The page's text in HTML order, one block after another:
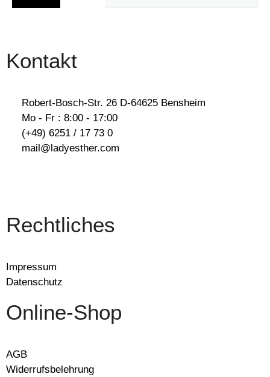
Kontakt
Robert-Bosch-Str. 26 D-64625 Bensheim
Mo - Fr : 8:00 - 17:00
(+49) 6251 / 17 73 0
mail@ladyesther.com
Rechtliches
Impressum
Datenschutz
Online-Shop
AGB
Widerrufsbelehrung